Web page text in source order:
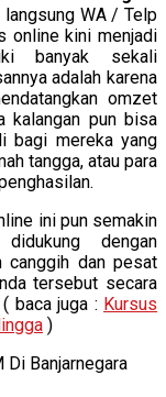
langsung WA / Telp
online kini menjadi
banyak sekali
adalah karena
omzet
kalangan pun bisa
bagi mereka yang
tangga, atau para
ini pun semakin
dengan
canggih dan pesat
tersebut secara
baca juga : Kursus
)